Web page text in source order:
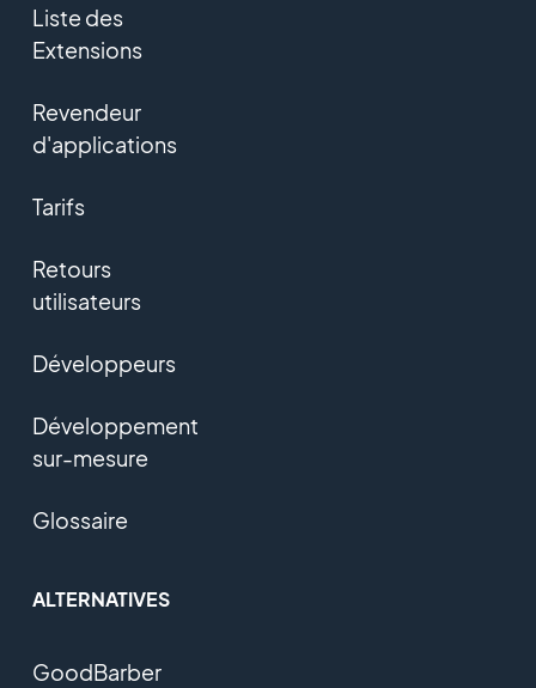
Liste des
Extensions
Revendeur
d'applications
Tarifs
Retours
utilisateurs
Développeurs
Développement
sur-mesure
Glossaire
ALTERNATIVES
GoodBarber